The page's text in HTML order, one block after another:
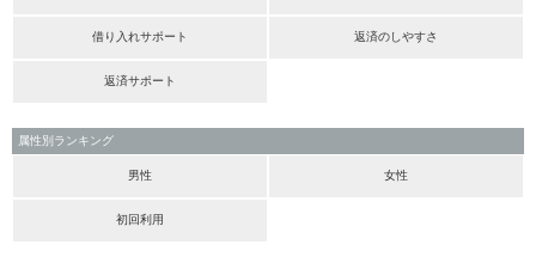
借り入れサポート 返済のしやすさ
返済サポート
属性別ランキング
男性 女性
初回利用